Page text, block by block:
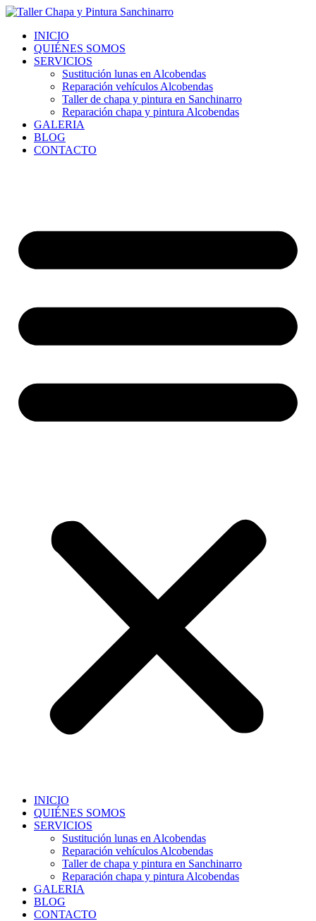
Ir
contenidoINICIO
QUIÉNES SOMOS
SERVICIOS
Sustitución lunas en Alcobendas
Reparación vehículos Alcobendas
Taller de chapa y pintura en Sanchinarro
Reparación chapa y pintura Alcobendas
GALERIA
BLOG
CONTACTO
INICIO
QUIÉNES SOMOS
SERVICIOS
Sustitución lunas en Alcobendas
Reparación vehículos Alcobendas
Taller de chapa y pintura en Sanchinarro
Reparación chapa y pintura Alcobendas
GALERIA
BLOG
CONTACTO